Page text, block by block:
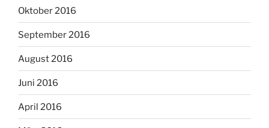
Oktober 2016
September 2016
August 2016
Juni 2016
April 2016